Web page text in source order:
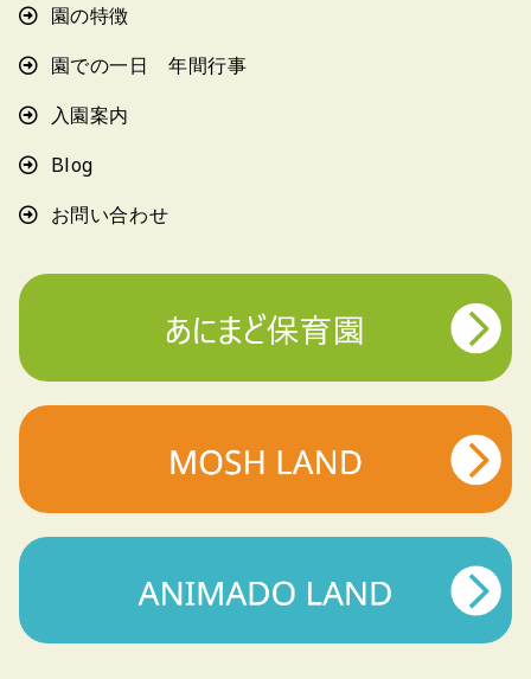
園の特徴
園での一日 年間行事
入園案内
Blog
お問い合わせ